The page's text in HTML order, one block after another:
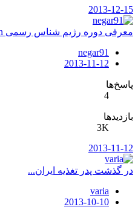
2013-12-15
معرفی دوره رژیم شناس رسمی Registered Dietitian
negar91
2013-11-12
پاسخ‌ها
4
بازدیدها
3K
2013-11-12
در گذشت پدر تغذیه ایران...
varia
2013-10-10